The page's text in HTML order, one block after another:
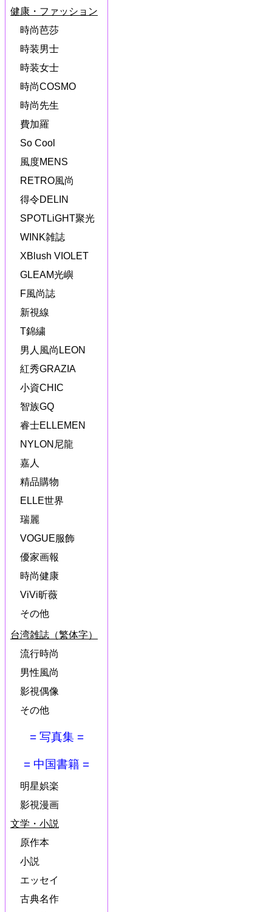
健康・ファッション
時尚芭莎
時装男士
時装女士
時尚COSMO
時尚先生
費加羅
So Cool
風度MENS
RETRO風尚
得令DELIN
SPOTLiGHT聚光
WINK雑誌
XBlush VIOLET
GLEAM光嶼
F風尚誌
新視線
T錦繍
男人風尚LEON
紅秀GRAZIA
小資CHIC
智族GQ
睿士ELLEMEN
NYLON尼龍
嘉人
精品購物
ELLE世界
瑞麗
VOGUE服飾
優家画報
時尚健康
ViVi昕薇
その他
台湾雑誌（繁体字）
流行時尚
男性風尚
影視偶像
その他
= 写真集 =
= 中国書籍 =
明星娯楽
影視漫画
文学・小説
原作本
小説
エッセイ
古典名作